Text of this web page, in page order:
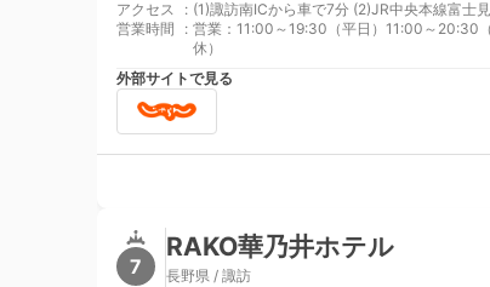
アクセス
:
営業時間
: 営業：11:00～19:30（平日）11:00～20:30
休）
外部サイトで見る
7
RAKO華乃井ホテル
長野県 / 諏訪